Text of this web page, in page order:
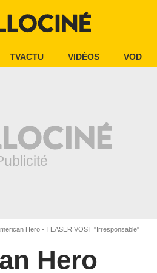
TVACTU VIDÉOS VOD
Hero - TEASER VOST "Irresponsable"
Hero